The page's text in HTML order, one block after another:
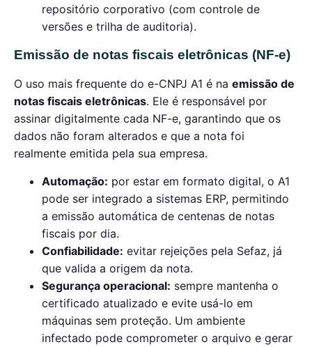
repositório corporativo (com controle de
versões e trilha de auditoria).
Emissão de notas fiscais eletrônicas (NF-e)
O uso mais frequente do e-CNPJ A1 é na emissão de
notas fiscais eletrônicas. Ele é responsável por
assinar digitalmente cada NF-e, garantindo que os
dados não foram alterados e que a nota foi
realmente emitida pela sua empresa.
Automação: por estar em formato digital, o A1
pode ser integrado a sistemas ERP, permitindo
a emissão automática de centenas de notas
fiscais por dia.
Confiabilidade: evitar rejeições pela Sefaz, já
que valida a origem da nota.
Segurança operacional: sempre mantenha o
certificado atualizado e evite usá-lo em
máquinas sem proteção. Um ambiente
infectado pode comprometer o arquivo e gerar